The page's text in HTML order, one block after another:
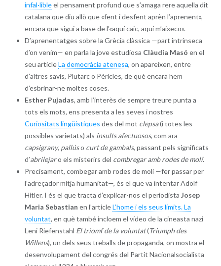
infal·libleel pensament profund que s’amaga rere aquella dit
catalana que diu allò que «fent i desfent aprèn l’aprenent»,
encara que sigui a base de l’«aquí caic, aquí m’aixeco».
D’aprenentatges sobre la Grècia clàssica —part intrínseca
d’on venim— en parla la jove estudiosa Clàudia Masó en el
seu articleLa democràcia atenesa, on apareixen, entre
d’altres savis, Plutarc o Pèricles, de què encara hem
d’esbrinar-ne moltes coses.
Esther Pujadas, amb l’interès de sempre treure punta a
tots els mots, ens presenta a les seves i nostres
Curiositats lingüístiques des del mot clepsa(i totes les
possibles varietats) als insults afectuosos, com ara
capsigrany, pallúso curt de gambals, passant pels significats
d’abrilejaro els misterirs del combregar amb rodes de molí.
Precisament, combegar amb rodes de molí —fer passar per
l’adreçador mitja humanitat—, és el que va intentar Adolf
Hitler. I és el que tracta d’explicar-nos el periodista Josep
Maria Sebastian en l’articleL’home i els seus límits. La
voluntat, en què també incloem el vídeo de la cineasta nazi
Leni Riefenstahl El triomf de la voluntat(Triumph des
Willens), un dels seus treballs de propaganda, on mostra el
desenvolupament del congrés del Partit Nacionalsocialista